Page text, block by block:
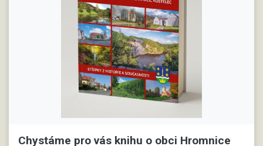
Chystáme pro vás knihu o obci Hromnice